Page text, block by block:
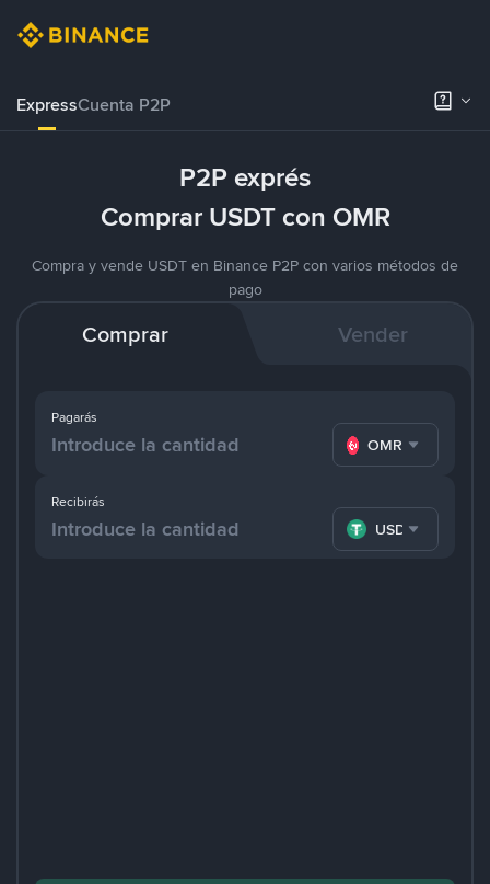
ExpressCuenta P2P
P2P exprés
Comprar USDT con OMR
Compra y vende USDT en Binance P2P con varios métodos de
pago
Comprar Vender
Pagarás
OMR
Recibirás
USDT